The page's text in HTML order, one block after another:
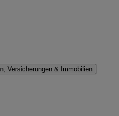
Versicherungen & Immobilien